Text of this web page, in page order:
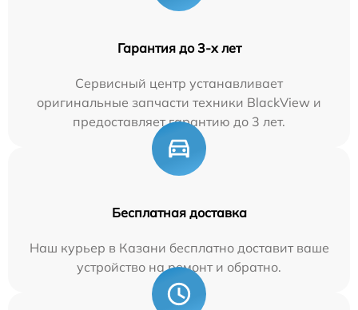
Гарантия до 3-х лет
Сервисный центр устанавливает
оригинальные запчасти техники BlackView и
предоставляет гарантию до 3 лет.
Бесплатная доставка
Наш курьер в Казани бесплатно доставит ваше
устройство на ремонт и обратно.